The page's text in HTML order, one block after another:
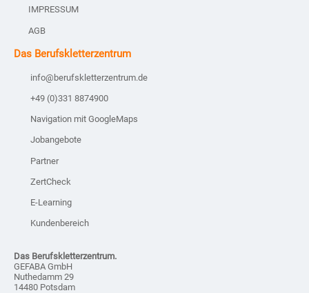
IMPRESSUM
AGB
Das Berufskletterzentrum
info@berufskletterzentrum.de
+49 (0)331 8874900
Navigation mit GoogleMaps
Jobangebote
Partner
ZertCheck
E-Learning
Kundenbereich
Das Berufskletterzentrum.
GEFABA GmbH
Nuthedamm 29
14480 Potsdam